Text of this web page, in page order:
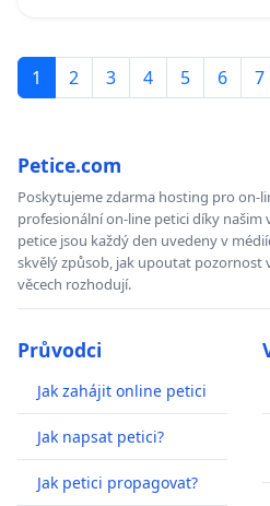
1 2 3 4 5 6 7
Petice.com
Poskytujeme zdarma hosting pro on-
profesionální on-line petici díky našim
petice jsou každý den uvedeny v
skvělý způsob, jak upoutat pozornost
věcech rozhodují.
Průvodci
Jak zahájit online petici
Jak napsat petici?
Jak petici propagovat?